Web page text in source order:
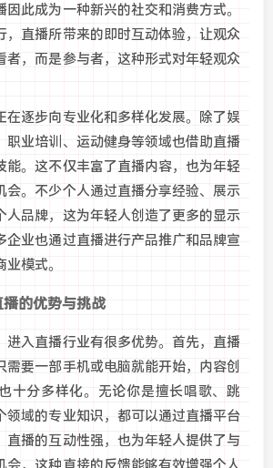
因此成为一种新兴的社交和消费方式。
，直播所带来的即时互动体验，让观众
者，而是参与者，这种形式对年轻观众
在逐步向专业化和多样化发展。除了娱
职业培训、运动健身等领域也借助直播
能。这不仅丰富了直播内容，也为年轻
会。不少个人通过直播分享经验、展示
人品牌，这为年轻人创造了更多的显示
企业也通过直播进行产品推广和品牌宣
模式。
的优势与挑战
进入直播行业有很多优势。首先，直播
需要一部手机或电脑就能开始，内容创
十分多样化。无论你是擅长唱歌、跳
领域的专业知识，都可以通过直播平台
直播的互动性强，也为年轻人提供了与